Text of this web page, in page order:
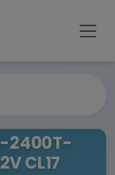
2400T-
CL17